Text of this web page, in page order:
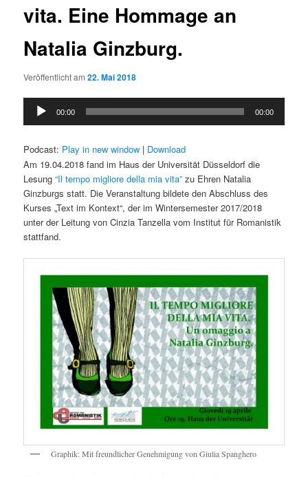
vita. Eine Hommage an
Natalia Ginzburg.
Veröffentlicht am22. Mai 2018
Audio-
Player
00:00 00:00
Podcast: Play in new window | Download
Am 19.04.2018 fand im Haus der Universität Düsseldorf die
Lesung“Il tempo migliore della mia vita” zu Ehren Natalia
Ginzburgs statt. Die Veranstaltung bildete den Abschluss des
Kurses „Text im Kontext“, der im Wintersemester 2017/2018
unter der Leitung von Cinzia Tanzella vom Institut für Romanistik
stattfand.
Graphik: Mit freundlicher Genehmigung von Giulia Spanghero